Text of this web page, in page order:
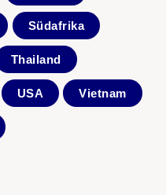
Südafrika
Thailand
USA Vietnam